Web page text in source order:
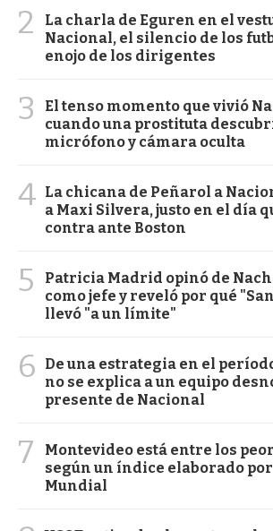
2
La charla de Eguren en el
Nacional, el silencio de los
enojo de los dirigentes
3
El tenso momento que vivió
cuando una prostituta
micrófono y cámara oculta
4 La chicana de Peñarol a
a Maxi Silvera, justo en el día
contra ante Boston
5
Patricia Madrid opinó de
como jefe y reveló por qué
llevó "a un límite"
6
De una estrategia en el
no se explica a un equipo
presente de Nacional
7
Montevideo está entre los
según un índice elaborado
Mundial